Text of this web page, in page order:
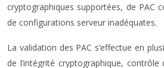
cryptographiques supportées, de PAC
de configurations serveur inadéquates.
La validation des PAC s’effectue en
de l’intégrité cryptographique, contrôle